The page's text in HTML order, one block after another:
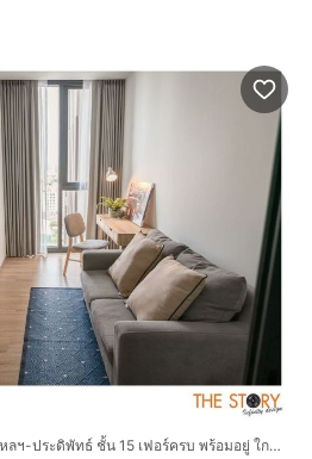
ขาย ให้เช่า คอนโด The Line พหลฯ-ประดิพัทธ์ ชั้น 15 เฟอร์ครบ พร้อมอยู่ ใกล้ BTS สะพานควาย 550 ม.